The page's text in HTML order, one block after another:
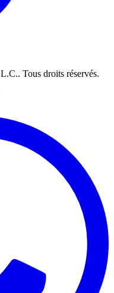
. Tous droits réservés.